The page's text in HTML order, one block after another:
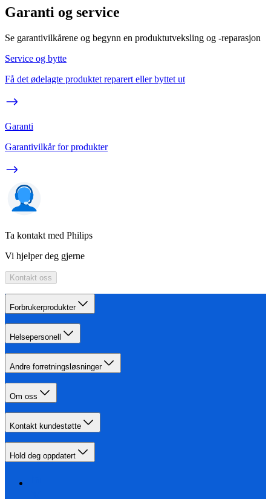
Garanti og service
Se garantivilkårene og begynn en produktutveksling og -reparasjon
Service og bytte
Få det ødelagte produktet reparert eller byttet ut
Garanti
Garantivilkår for produkter
Ta kontakt med Philips
Vi hjelper deg gjerne
Kontakt oss
Forbrukerprodukter
Helsepersonell
Andre forretningsløsninger
Om oss
Kontakt kundestøtte
Hold deg oppdatert